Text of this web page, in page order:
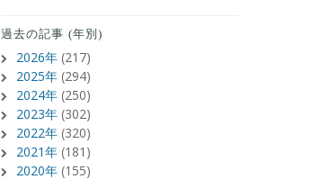
過去の記事 (年別)
2026年 (217)
2025年 (294)
2024年 (250)
2023年 (302)
2022年 (320)
2021年 (181)
2020年 (155)